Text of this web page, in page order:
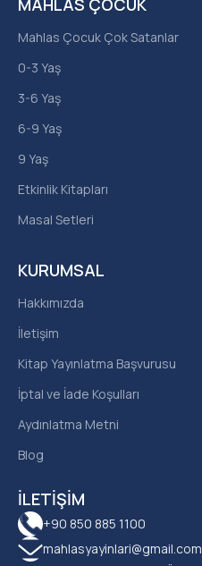
İLETIŞIM
+90 850 885 1100
mahlasyayinlari@gmail.com
KURUMSAL
Hakkımızda
İletişim
Kitap Yayınlatma Başvurusu
İptal ve İade Koşulları
Aydınlatma Metni
Blog
MAHLAS ÇOCUK
Mahlas Çocuk Çok Satanlar
0-3 Yaş
3-6 Yaş
6-9 Yaş
9 Yaş
Etkinlik Kitapları
Masal Setleri